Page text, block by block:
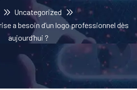
Uncategorized
a besoin d’un logo professionnel dès
aujourd’hui ?